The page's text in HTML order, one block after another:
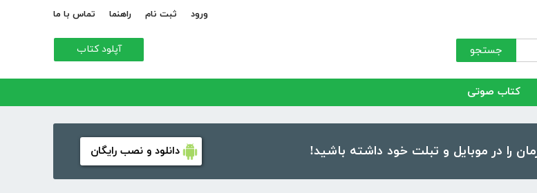
ورود ثبت نام راهنما تماس با ما
جستجو آپلود کتاب
کتاب صوتی
دانلود و نصب رایگان